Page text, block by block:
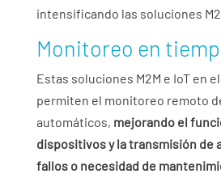
intensificando las soluciones
Monitoreo en
Estas soluciones M2M e IoT en
permiten el monitoreo remoto
automáticos, mejorando el
dispositivos y la transmisión de
fallos o necesidad de